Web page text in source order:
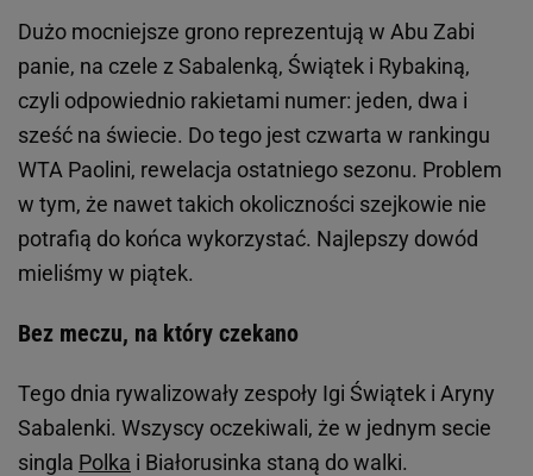
Dużo mocniejsze grono reprezentują w Abu Zabi
panie, na czele z Sabalenką, Świątek i Rybakiną,
czyli odpowiednio rakietami numer: jeden, dwa i
sześć na świecie. Do tego jest czwarta w rankingu
WTA Paolini, rewelacja ostatniego sezonu. Problem
w tym, że nawet takich okoliczności szejkowie nie
potrafią do końca wykorzystać. Najlepszy dowód
mieliśmy w piątek.
Bez meczu, na który czekano
Tego dnia rywalizowały zespoły Igi Świątek i Aryny
Sabalenki. Wszyscy oczekiwali, że w jednym secie
singla Polka i Białorusinka staną do walki.